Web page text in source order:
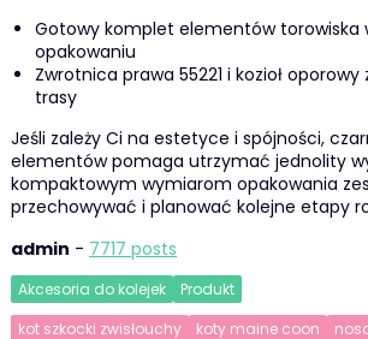
Gotowy komplet elementów torowiska
opakowaniu
Zwrotnica prawa 55221 i kozioł
trasy
Jeśli zależy Ci na estetyce i spójności,
elementów pomaga utrzymać jednolity
kompaktowym wymiarom opakowania
przechowywać i planować kolejne etapy
admin - 7717 posts
Akcesoria do kolejek
Produkt
kot szkocki zwisłouchy
koty maine coon